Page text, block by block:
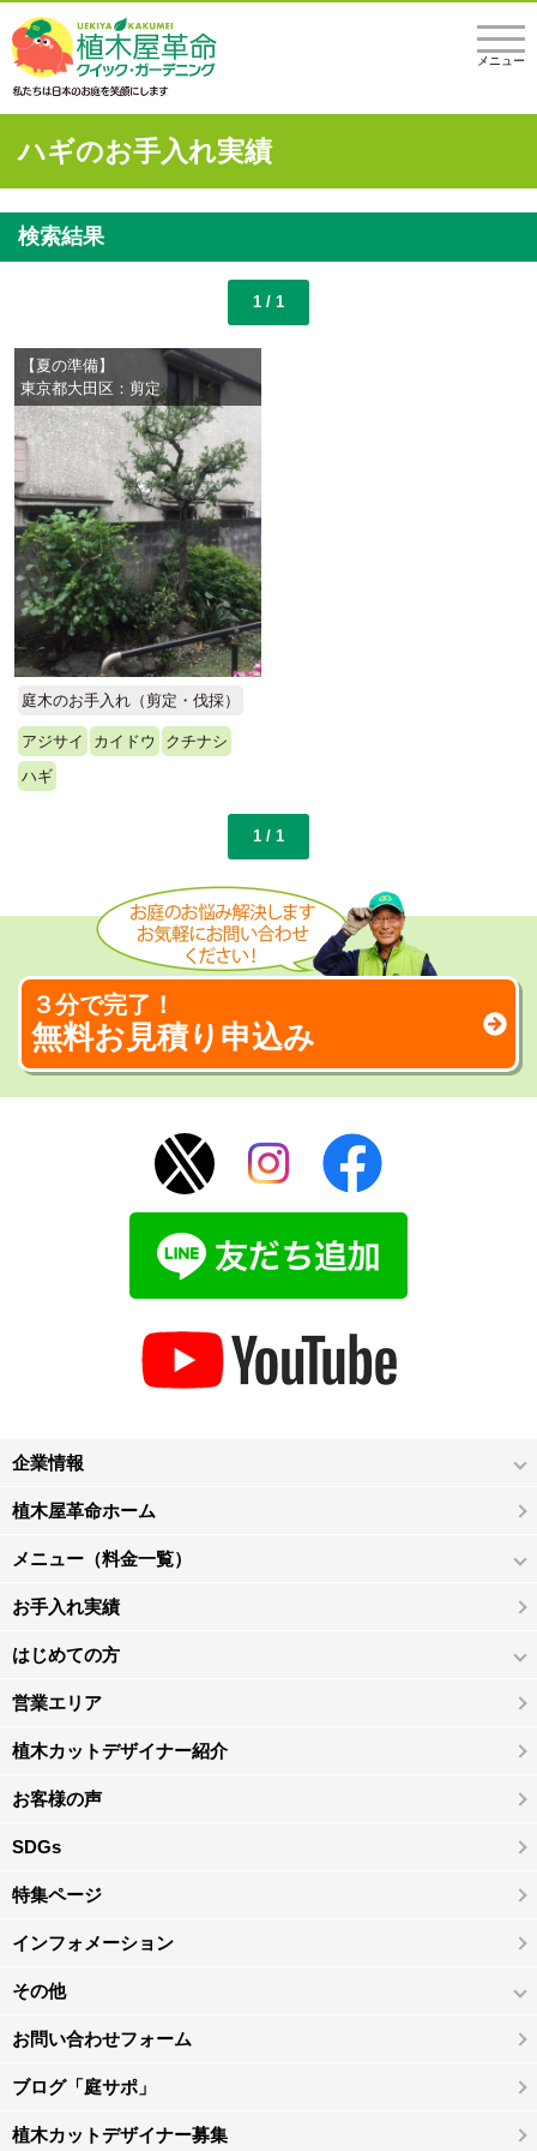
メニュー
ハギのお手入れ実績
検索結果
1 / 1
【夏の準備】
東京都大田区：剪定
庭木のお手入れ（剪定・伐採）
アジサイ カイドウ
クチナシ
ハギ
1 / 1
３分で完了！
無料お見積り申込み
企業情報
植木屋革命ホーム
メニュー（料金一覧）
お手入れ実績
はじめての方
営業エリア
植木カットデザイナー紹介
お客様の声
SDGs
特集ページ
インフォメーション
その他
お問い合わせフォーム
ブログ「庭サポ」
植木カットデザイナー募集